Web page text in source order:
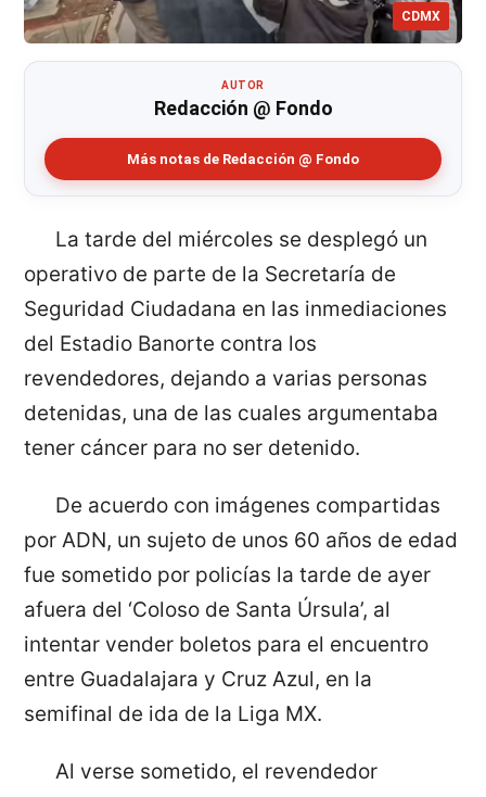
CDMX
AUTOR
Redacción @ Fondo
Más notas de Redacción @ Fondo
La tarde del miércoles se desplegó un
operativo de parte de la Secretaría de
Seguridad Ciudadana en las inmediaciones
del Estadio Banorte contra los
revendedores, dejando a varias personas
detenidas, una de las cuales argumentaba
tener cáncer para no ser detenido.
De acuerdo con imágenes compartidas
por ADN, un sujeto de unos 60 años de edad
fue sometido por policías la tarde de ayer
afuera del ‘Coloso de Santa Úrsula’, al
intentar vender boletos para el encuentro
entre Guadalajara y Cruz Azul, en la
semifinal de ida de la Liga MX.
Al verse sometido, el revendedor